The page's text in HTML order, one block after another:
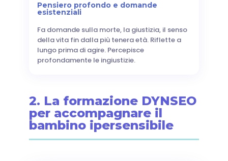
Pensiero profondo e domande
esistenziali
Fa domande sulla morte, la giustizia, il senso
della vita fin dalla più tenera età. Riflette a
lungo prima di agire. Percepisce
profondamente le ingiustizie.
2. La formazione DYNSEO
per accompagnare il
bambino ipersensibile